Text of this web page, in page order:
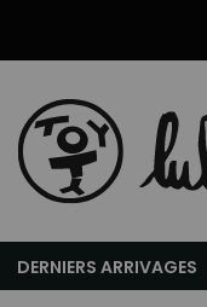
DERNIERS ARRIVAGES